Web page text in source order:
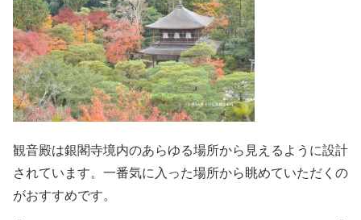
観音殿は銀閣寺境内のあらゆる場所から見えるように設計
されています。一番気に入った場所から眺めていただくの
がおすすめです。